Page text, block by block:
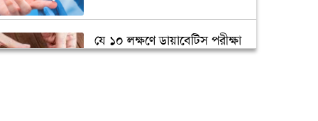
যে ১০ লক্ষণে ডায়াবেটিস পরীক্ষা
জরুরি